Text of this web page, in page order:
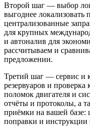
Второй шаг — выбор
выгоднее локализовать
централизованные
для крупных
и автоналив для
рассчитываем и
предложении.
Третий шаг — сервис и
резервуаров и
поломок двигателя и
отчёты и протоколы, а
приёмки на вашей базе:
поправки и инструкции